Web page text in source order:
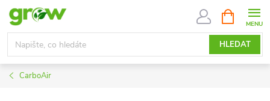
Přejít
obsah
HLEDAT
NÁKUPNÍ
KOŠÍK
CarboAir